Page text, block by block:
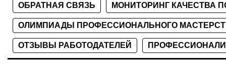
ОБРАТНАЯ СВЯЗЬ МОНИТОРИНГ КАЧЕСТВА
ОЛИМПИАДЫ ПРОФЕССИОНАЛЬНОГО
ОТЗЫВЫ РАБОТОДАТЕЛЕЙ